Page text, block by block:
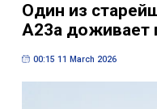
Один из
A23a доживает
00:15 11 March 2026